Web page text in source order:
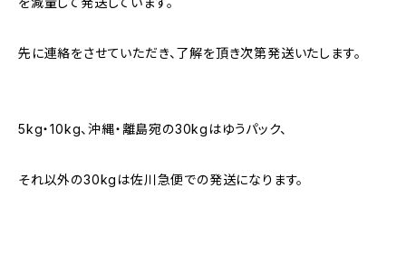
先に連絡をさせていただき、了解を頂き次第発送いたします。
5kg・10kg、沖縄・離島宛の30kgはゆうパック、
それ以外の30kgは佐川急便での発送になります。